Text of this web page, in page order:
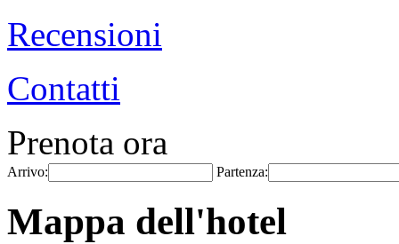
Recensioni
Contatti
Prenota ora
Arrivo: Partenza:
Mappa dell'hotel